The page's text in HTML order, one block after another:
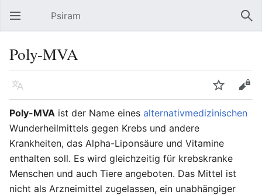
Hauptmenü öffnen Psiram
Poly-MVA
Sprache Beobachten
Bearbeiten
Poly-MVA ist der Name eines alternativmedizinischen
Wunderheilmittels gegen Krebs und andere
Krankheiten, das Alpha-Liponsäure und Vitamine
enthalten soll. Es wird gleichzeitig für krebskranke
Menschen und auch Tiere angeboten. Das Mittel ist
nicht als Arzneimittel zugelassen, ein unabhängiger